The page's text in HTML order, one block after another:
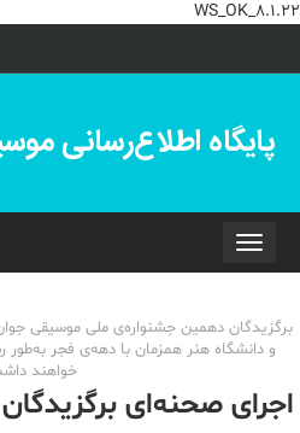
WS_OK_8.1.22
پایگاه اطلاع‌رسانی
Toggle
navigation
برگزیدگان دهمین جشنواره‌ی ملی موسیقی
و دانشگاه هنر همزمان با دهه‌ی فجر به‌طور
خواهند
اجرای صحنه‌ای